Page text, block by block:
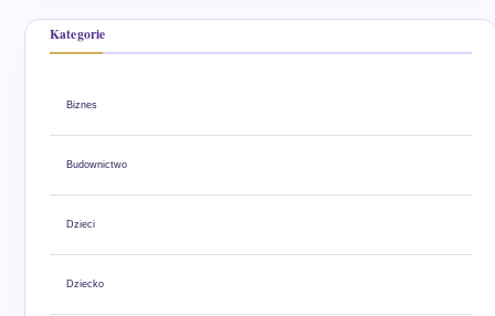
Kategorie
Biznes
Budownictwo
Dzieci
Dziecko